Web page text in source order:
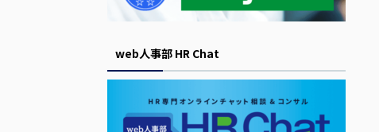
web人事部 HR Chat